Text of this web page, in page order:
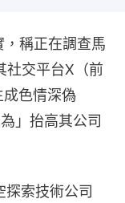
稱正在調查馬
社交平台X（前
色情深偽
」抬高其公司
探索技術公司